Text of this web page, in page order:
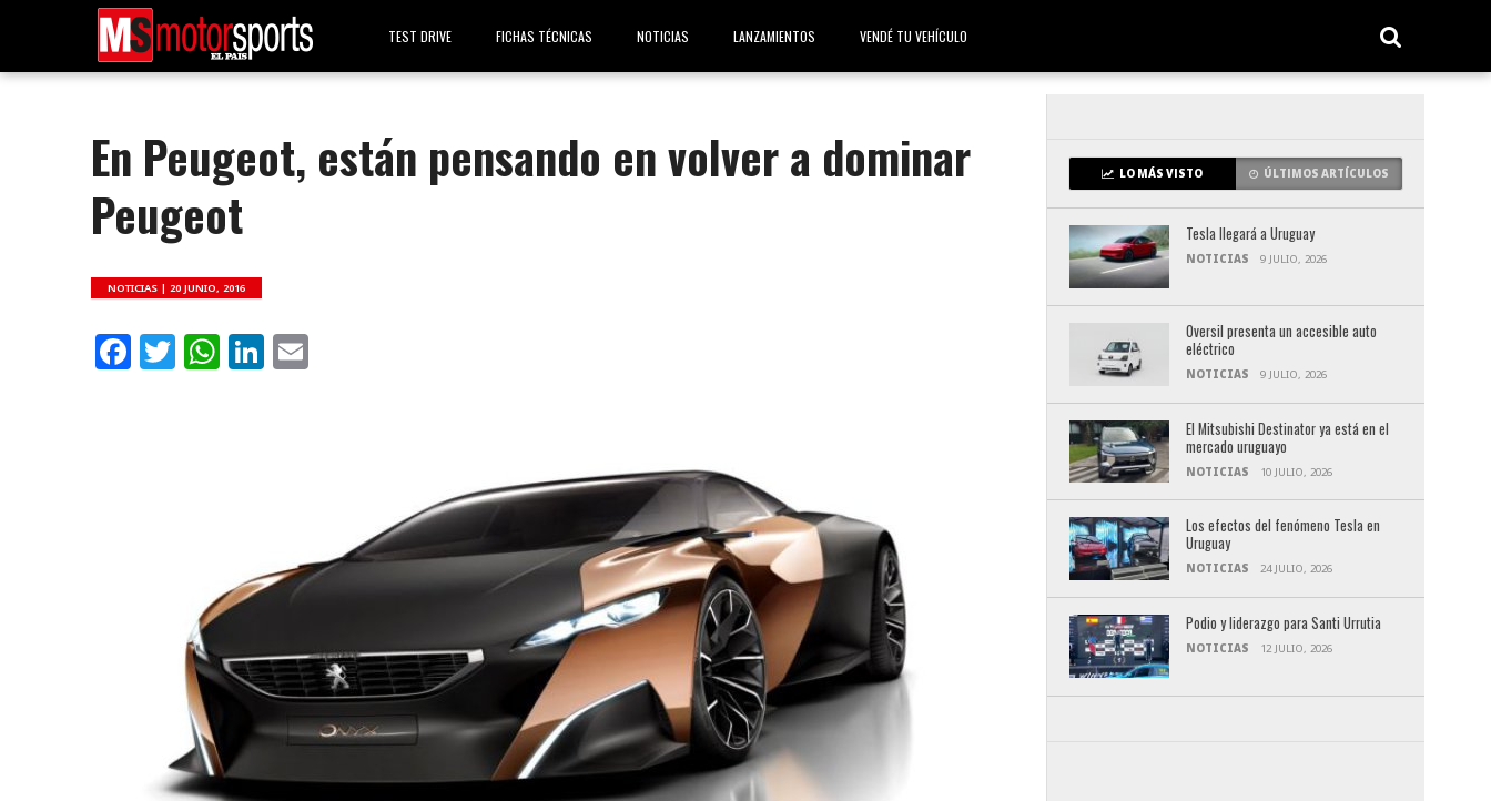
TEST DRIVE FICHAS TÉCNICAS NOTICIAS LANZAMIENTOS VENDÉ TU VEHÍCULO
En Peugeot, están pensando en volver a dominar
Peugeot
NOTICIAS |20 JUNIO, 2016
Facebook
Twitter
WhatsApp
LinkedIn
LO MÁS VISTO ÚLTIMOS ARTÍCULOS
Tesla llegará a Uruguay
NOTICIAS 9 JULIO, 2026
Oversil presenta un accesible auto
eléctrico
NOTICIAS 9 JULIO, 2026
El Mitsubishi Destinator ya está en el
mercado uruguayo
NOTICIAS 10 JULIO, 2026
Los efectos del fenómeno Tesla en
Uruguay
NOTICIAS 24 JULIO, 2026
Podio y liderazgo para Santi Urrutia
NOTICIAS 12 JULIO, 2026